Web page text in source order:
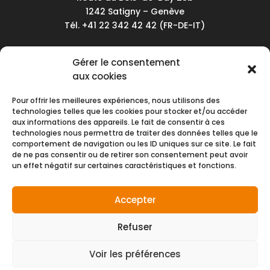
Gérer le consentement
aux cookies
Pour offrir les meilleures expériences, nous utilisons des
technologies telles que les cookies pour stocker et/ou accéder
aux informations des appareils. Le fait de consentir à ces
technologies nous permettra de traiter des données telles que le
comportement de navigation ou les ID uniques sur ce site. Le fait
de ne pas consentir ou de retirer son consentement peut avoir
un effet négatif sur certaines caractéristiques et fonctions.
Accepter
Refuser
Voir les préférences
1242 Satigny – Genève
Tél. +41 22 342 42 42 (FR-DE-IT)
Service client
Conditions générales de vente
Impressum
Nous contacter
Moyens de paiement
© NMH SA 2026 | Tous droits réservés